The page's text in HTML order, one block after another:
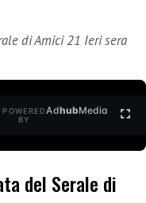
di Amici 21 Ieri sera
POWERED
BY
AdhubMedia
del Serale di